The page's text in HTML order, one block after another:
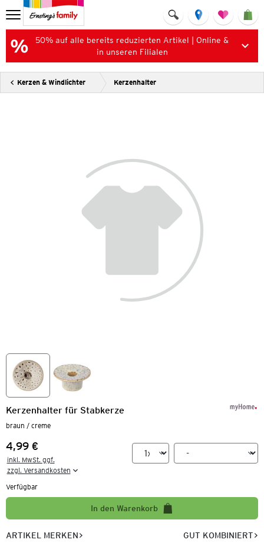
50% auf alle bereits reduzierten Artikel | Online &
in unseren Filialen
Kerzen & Windlichter Kerzenhalter
Kerzenhalter für Stabkerze
braun / creme
Preis:
4,99 €
inkl. MwSt. ggf.
zzgl. Versandkosten
Verfügbar
In den Warenkorb
ARTIKEL MERKEN GUT KOMBINIERT